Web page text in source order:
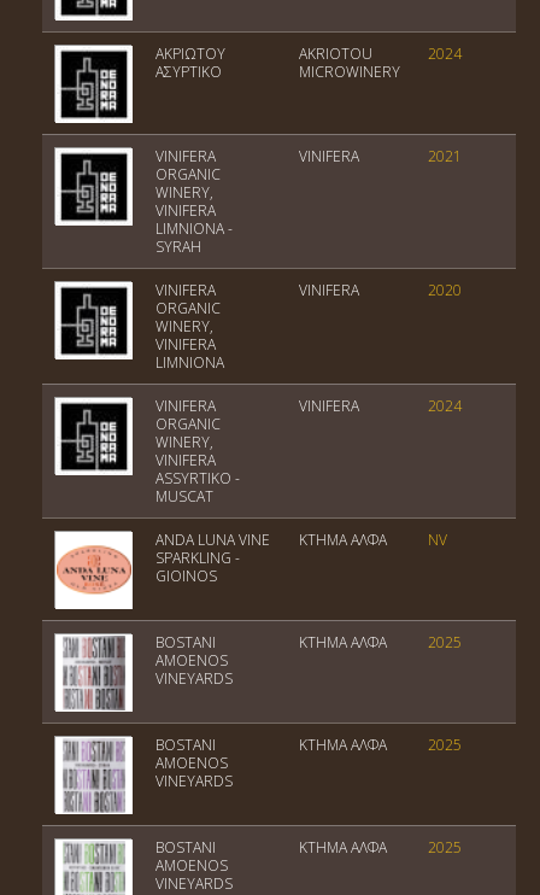
ΑΚΡΙΩΤΟΥ
ΑΣΥΡΤΙΚΟ
AKRIOTOU
MICROWINERY
2024
VINIFERA
ORGANIC
WINERY,
VINIFERA
LIMNIONA -
SYRAH
VINIFERA 2021
VINIFERA
ORGANIC
WINERY,
VINIFERA
LIMNIONA
VINIFERA 2020
VINIFERA
ORGANIC
WINERY,
VINIFERA
ASSYRTIKO -
MUSCAT
VINIFERA 2024
ANDA LUNA VINE
SPARKLING -
GIOINOS
ΚΤΗΜΑ ΑΛΦΑ NV
BOSTANI
ΑΜΟΕΝΟS
VINEYARDS
ΚΤΗΜΑ ΑΛΦΑ 2025
BOSTANI
ΑΜΟΕΝΟS
VINEYARDS
ΚΤΗΜΑ ΑΛΦΑ 2025
BOSTANI
ΑΜΟΕΝΟS
VINEYARDS
ΚΤΗΜΑ ΑΛΦΑ 2025